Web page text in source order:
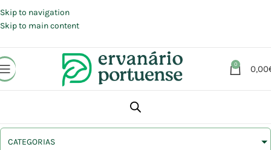
Skip to navigation
Skip to main content
0 0,00
CATEGORIAS